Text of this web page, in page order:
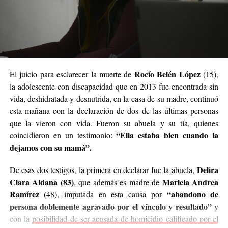
Ramírez junto al defensor oficial Miguel Ángel Varela.
“Una nena encerrada que llora”
de cercanía con la niña. Primero declaróHilda Margot
Da Silveira, quien residía en una de las viviendas
contiguas a la casa donde Ramírez vivía junto a su
pareja, su hija Belén y su hija más pequeña Micaela.
El juicio para esclarecer la muerte de Rocío Belén López(15),
la adolescente con discapacidad que en 2013 fue encontrada sin
vida, deshidratada y desnutrida, en la casa de su madre, continuó
esta mañana con la declaración de dos de las últimas personas
que la vieron con vida. Fueron su abuela y su tía, quienes
coincidieron en un testimonio:“Ella estaba bien cuando la
dejamos con su mamá”.
De esas dos testigos, la primera en declarar fue la abuela, Delira
Clara Aldana (83), que además es madre de Mariela Andrea
Ramírez(48), imputada en esta causa por “abandono de
persona doblemente agravado por el vínculo y resultado”y
con laposibilidad de ser acusada de homicidio calificado por el